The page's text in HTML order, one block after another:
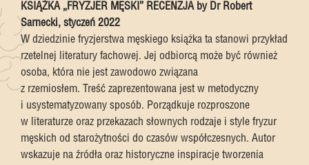
KSIĄŻKA „FRYZJER MĘSKI” RECENZJA by Dr Robert
Sarnecki, styczeń 2022
W dziedzinie fryzjerstwa męskiego książka ta stanowi przykład
rzetelnej literatury fachowej. Jej odbiorcą może być również
osoba, która nie jest zawodowo związana
z rzemiosłem. Treść zaprezentowana jest w metodyczny
i usystematyzowany sposób. Porządkuje rozproszone
w literaturze oraz przekazach słownych rodzaje i style fryzur
męskich od starożytności do czasów współczesnych. Autor
wskazuje na źródła oraz historyczne inspiracje tworzenia